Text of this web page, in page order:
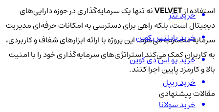
استفاده ازVELVETنه تنها یک سرمایه‌گذاری در حوزه دارایی‌های
دیجیتال است، بلکه راهی برای دسترسی به امکانات حرفه‌ای مدیریت
سرمایه محسوب می‌شود. این پروژه با ارائه ابزارهای شفاف و کاربردی،
به کاربران کمک می‌کند استراتژی‌های سرمایه‌گذاری خود را با امنیت
بالا و کارمزد پایین اجرا کنند.
مقالات پیشنهادی
خرید تتر
خرید بایننس کوین
خرید یو اس دی کوین
خرید ریپل
خرید سولانا